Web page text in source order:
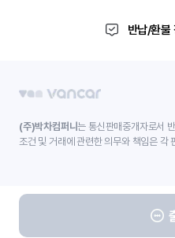
반납/환불
(주)박차컴퍼니는 통신판매중개자로서
조건 및 거래에 관련한 의무와 책임은 각